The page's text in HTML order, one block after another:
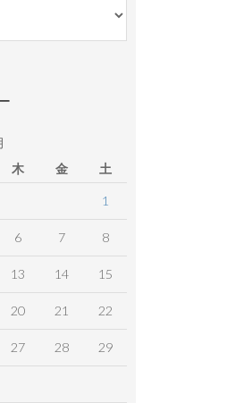
木 金 土
1
6 7 8
13 14 15
20 21 22
27 28 29